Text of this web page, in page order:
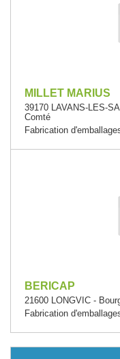
MILLET MARIUS
39170 LAVANS-LES-
Comté
Fabrication
BERICAP
21600 LONGVIC -
Fabrication